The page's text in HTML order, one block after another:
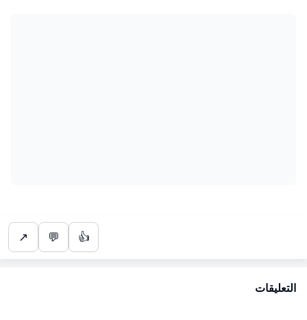
👍
💬
↗
التعليقات